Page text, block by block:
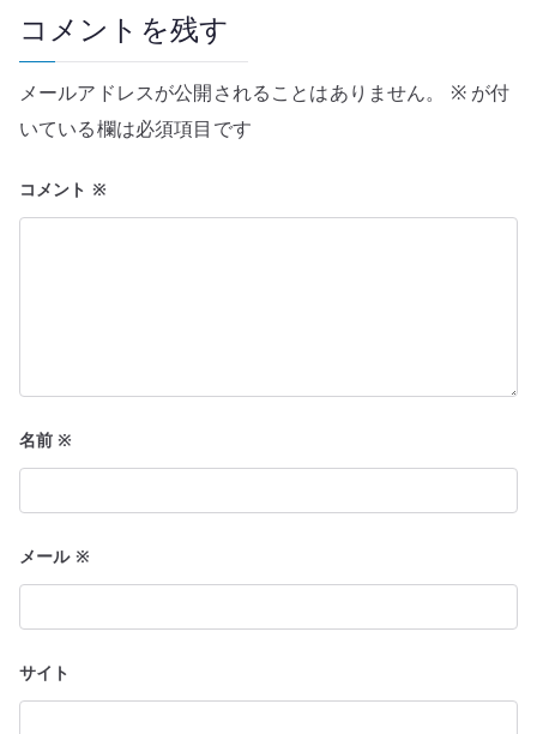
ー
シ
ョ
ン
コメントを残す
メールアドレスが公開されることはありません。 ※が付
いている欄は必須項目です
コメント ※
名前※
メール ※
サイト